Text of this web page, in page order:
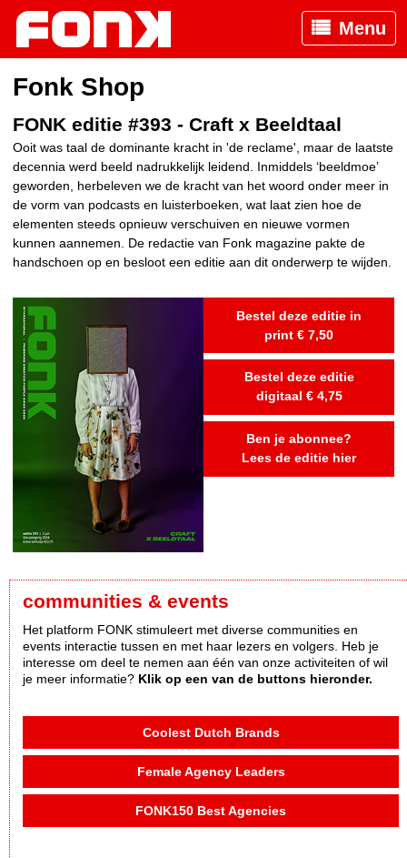
Menu
Fonk Shop
FONK editie #393 - Craft x Beeldtaal
Ooit was taal de dominante kracht in 'de reclame', maar de laatste
decennia werd beeld nadrukkelijk leidend. Inmiddels ‘beeldmoe’
geworden, herbeleven we de kracht van het woord onder meer in
de vorm van podcasts en luisterboeken, wat laat zien hoe de
elementen steeds opnieuw verschuiven en nieuwe vormen
kunnen aannemen. De redactie van Fonk magazine pakte de
handschoen op en besloot een editie aan dit onderwerp te wijden.
Bestel deze editie in
print € 7,50
Bestel deze editie
digitaal € 4,75
Ben je abonnee?
Lees de editie hier
communities & events
Het platform FONK stimuleert met diverse communities en
events interactie tussen en met haar lezers en volgers. Heb je
interesse om deel te nemen aan één van onze activiteiten of wil
je meer informatie? Klik op een van de buttons hieronder.
Coolest Dutch Brands
Female Agency Leaders
FONK150 Best Agencies